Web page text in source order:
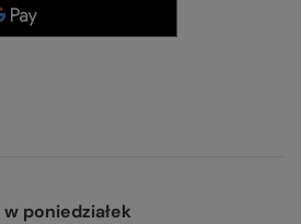
w poniedziałek